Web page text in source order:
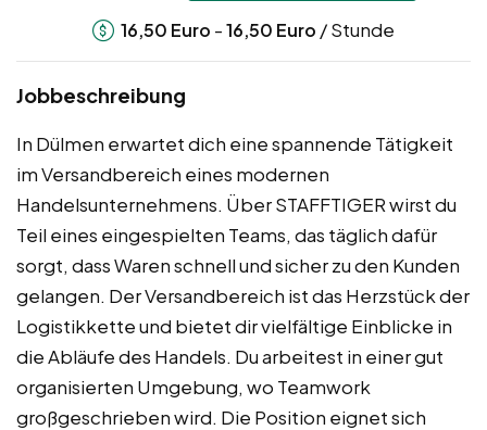
16,50 Euro -16,50 Euro / Stunde
Jobbeschreibung
In Dülmen erwartet dich eine spannende Tätigkeit
im Versandbereich eines modernen
Handelsunternehmens. Über STAFFTIGER wirst du
Teil eines eingespielten Teams, das täglich dafür
sorgt, dass Waren schnell und sicher zu den Kunden
gelangen. Der Versandbereich ist das Herzstück der
Logistikkette und bietet dir vielfältige Einblicke in
die Abläufe des Handels. Du arbeitest in einer gut
organisierten Umgebung, wo Teamwork
großgeschrieben wird. Die Position eignet sich